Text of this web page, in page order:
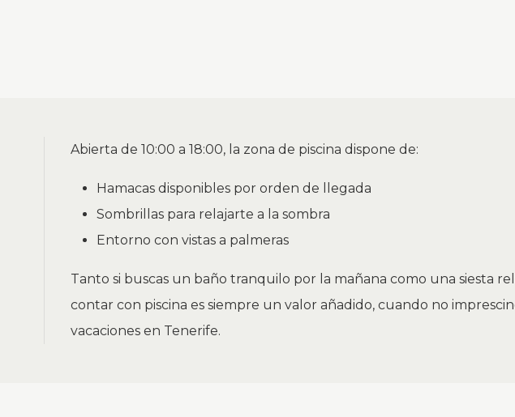
Abierta de 10:00 a 18:00, la zona de piscina dispone de:
Hamacas disponibles por orden de llegada
Sombrillas para relajarte a la sombra
Entorno con vistas a palmeras
Tanto si buscas un baño tranquilo por la mañana como una siesta
contar con piscina es siempre un valor añadido, cuando no
vacaciones en Tenerife.